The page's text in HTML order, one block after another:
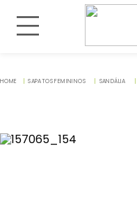
SAPATOS FEMININOS SANDÁLIA